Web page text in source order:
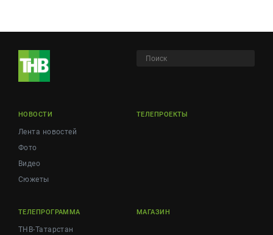
НОВОСТИ
Лента новостей
Фото
Видео
Сюжеты
ТЕЛЕПРОЕКТЫ
ТЕЛЕПРОГРАММА
ТНВ-Татарстан
МАГАЗИН